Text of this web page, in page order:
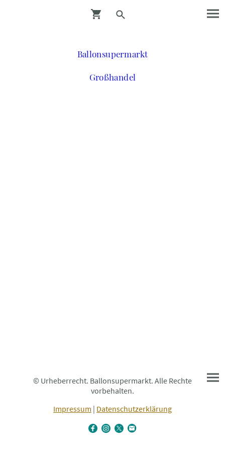
Ballonsupermarkt
Großhandel
© Urheberrecht. Ballonsupermarkt. Alle Rechte
vorbehalten.
Impressum | Datenschutzerklärung